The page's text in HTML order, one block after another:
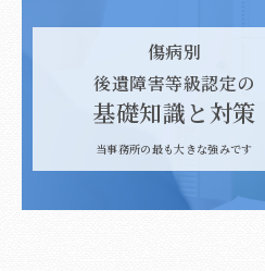
傷病別
後遺障害等級認定の
基礎知識と対策
当事務所の最も大きな強みです